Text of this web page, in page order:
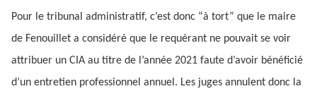
Pour le tribunal administratif, c’est donc “à tort” que le maire
de Fenouillet a considéré que le requérant ne pouvait se voir
attribuer un CIA au titre de l’année 2021 faute d’avoir bénéficié
d’un entretien professionnel annuel. Les juges annulent donc la